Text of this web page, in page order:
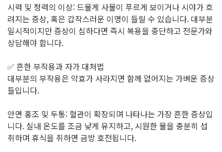
시력 및 청력의 이상: 드물게 사물이 푸르게 보이거나 시야가 흐
려지는 증상, 혹은 갑작스러운 이명이 들릴 수 있습니다. 대부분
일시적이지만 증상이 심하다면 즉시 복용을 중단하고 전문가와
상담해야 합니다.
✅ 흔한 부작용과 자가 대처법
대부분의 부작용은 약효가 사라지면 함께 없어지는 가벼운 증상
들입니다.
안면 홍조 및 두통: 혈관이 확장되며 나타나는 가장 흔한 증상입
니다. 실내 온도를 조금 낮게 유지하고, 시원한 물을 충분히 섭
취하며 휴식을 취하면 금방 호전됩니다.